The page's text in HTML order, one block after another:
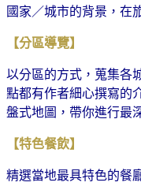
國家／城市的背景，在
【分區導覽】
以分區的方式，蒐集各
點都有作者細心撰寫的
盤式地圖，帶你進行最
【特色餐飲】
精選當地最具特色的餐